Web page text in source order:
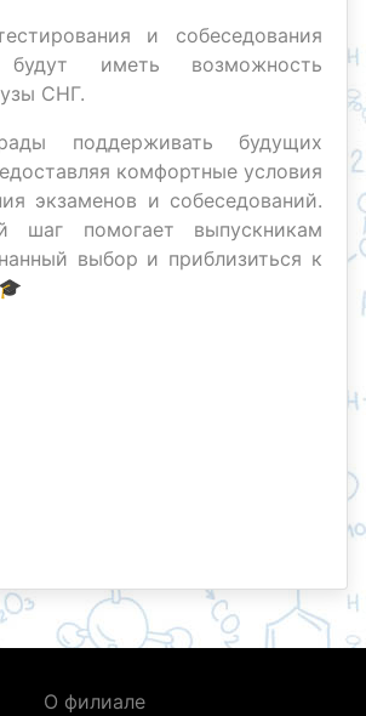
и собеседования
будут иметь возможность
СНГ.
поддерживать будущих
комфортные условия
экзаменов и собеседований.
шаг помогает выпускникам
выбор и приблизиться к
О филиале